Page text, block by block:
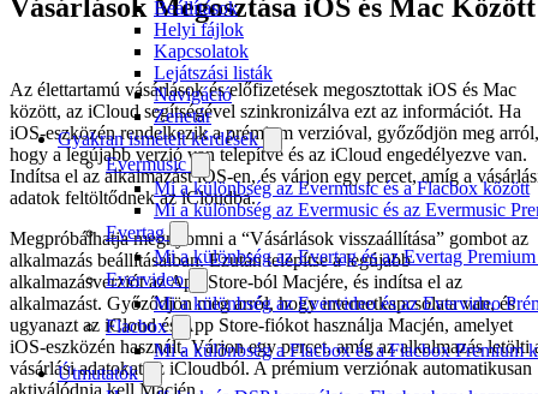
Beállítások
Helyi fájlok
Kapcsolatok
Lejátszási listák
Navigáció
Zenetár
Gyakran ismételt kérdések
Evermusic
Mi a különbség az Evermusic és a Flacbox között
Mi a különbség az Evermusic és az Evermusic
Evertag
Mi a különbség az Evertag és az Evertag
Evervideo
Mi a különbség az Evervideo és az Evervideo
Flacbox
Mi a különbség a Flacbox és a Flacbox Premium
Útmutatók
Vásárlások Megosztása iOS és Mac Között
Az élettartamú vásárlások és előfizetések megosztottak iOS és Mac
között, az iCloud segítségével szinkronizálva ezt az információt. Ha
iOS-eszközén rendelkezik a prémium verzióval, győződjön meg arról,
hogy a legújabb verzió van telepítve és az iCloud engedélyezve van.
Indítsa el az alkalmazást iOS-en, és várjon egy percet, amíg a
adatok feltöltődnek az iCloudba.
Megpróbálhatja megnyomni a “Vásárlások visszaállítása” gombot az
alkalmazás beállításaiban. Ezután telepítse a legújabb
alkalmazásverziót az App Store-ból Macjére, és indítsa el az
alkalmazást. Győződjön meg arról, hogy internetkapcsolata van, és
ugyanazt az iCloud és App Store-fiókot használja Macjén, amelyet
iOS-eszközén használt. Várjon egy percet, amíg az alkalmazás letölti
vásárlási adatokat az iCloudból. A prémium verziónak automatikusan